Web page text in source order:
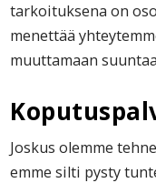
tarkoituksena on
menettää
muuttamaan
Joskus olemme
emme silti pysty